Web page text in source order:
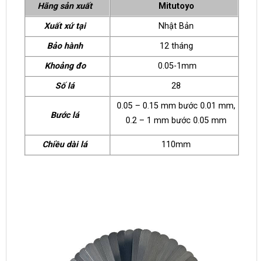
Hãng sản xuất
Mitutoyo
Xuất xứ tại
Nhật Bản
Bảo hành
12 tháng
Khoảng đo
0.05-1mm
Số lá
28
Bước lá
0.05 – 0.15 mm bước 0.01 mm,
0.2 – 1 mm bước 0.05 mm
Chiều dài lá 110mm